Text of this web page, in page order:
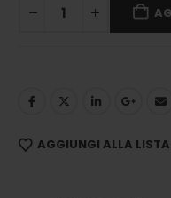
AGGIUNGI ALLA LISTA